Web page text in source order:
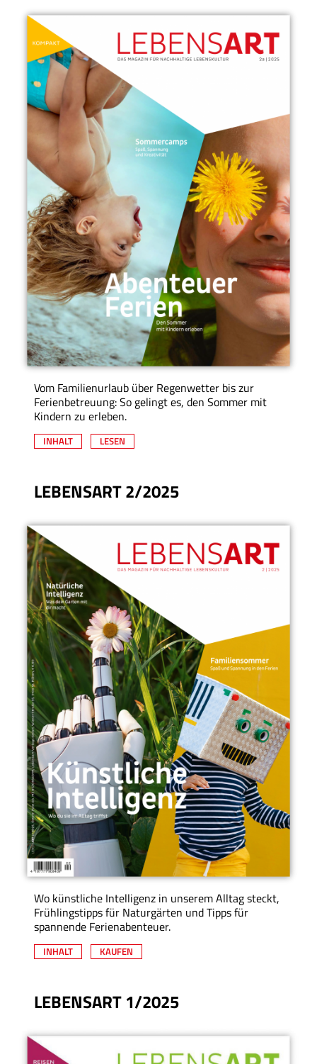
Vom Familienurlaub über Regenwetter bis zur
Ferienbetreuung: So gelingt es, den Sommer mit
Kindern zu erleben.
INHALT LESEN
LEBENSART 2/2025
Wo künstliche Intelligenz in unserem Alltag steckt,
Frühlingstipps für Naturgärten und Tipps für
spannende Ferienabenteuer.
INHALT KAUFEN
LEBENSART 1/2025